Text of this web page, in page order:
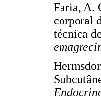
Faria, A.
corporal
técnica